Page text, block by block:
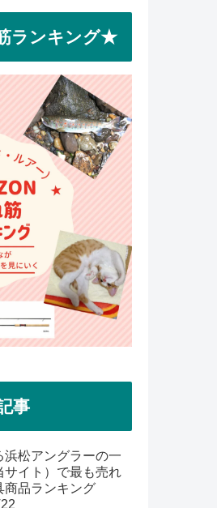
ランキング★
事
浜松アングラーの一
サイト）で最も売れ
商品ランキング